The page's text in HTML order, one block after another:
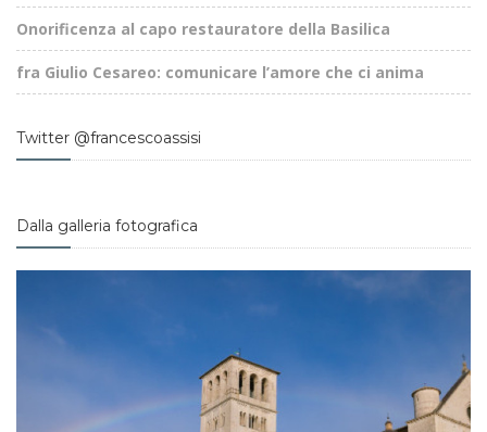
Onorificenza al capo restauratore della Basilica
fra Giulio Cesareo: comunicare l’amore che ci anima
Twitter @francescoassisi
Dalla galleria fotografica